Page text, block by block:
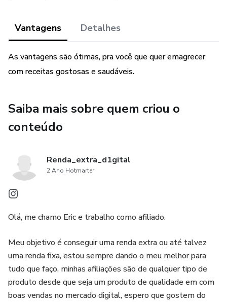
Vantagens Detalhes
As vantagens são ótimas, pra você que quer emagrecer
com receitas gostosas e saudáveis.
Saiba mais sobre quem criou o
conteúdo
Renda_extra_d1gital
2 Ano Hotmarter
Olá, me chamo Eric e trabalho como afiliado.
Meu objetivo é conseguir uma renda extra ou até talvez
uma renda fixa, estou sempre dando o meu melhor para
tudo que faço, minhas afiliações são de qualquer tipo de
produto desde que seja um produto de qualidade em com
boas vendas no mercado digital, espero que gostem do